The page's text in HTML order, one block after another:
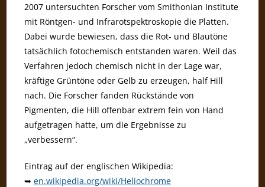
2007 untersuchten Forscher vom Smithonian Institute
mit Röntgen- und Infrarotspektroskopie die Platten.
Dabei wurde bewiesen, dass die Rot- und Blautöne
tatsächlich fotochemisch entstanden waren. Weil das
Verfahren jedoch chemisch nicht in der Lage war,
kräftige Grüntöne oder Gelb zu erzeugen, half Hill
nach. Die Forscher fanden Rückstände von
Pigmenten, die Hill offenbar extrem fein von Hand
aufgetragen hatte, um die Ergebnisse zu
„verbessern“.
Eintrag auf der englischen Wikipedia:
➥en.wikipedia.org/wiki/Heliochrome